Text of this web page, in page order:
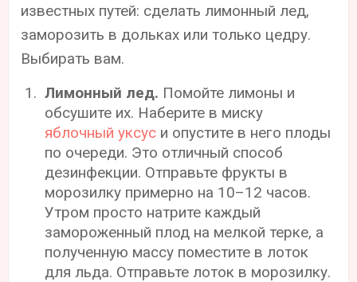
известных путей: сделать лимонный лед,
заморозить в дольках или только цедру.
Выбирать вам.
Лимонный лед. Помойте лимоны и
обсушите их. Наберите в миску
яблочный уксус и опустите в него плоды
по очереди. Это отличный способ
дезинфекции. Отправьте фрукты в
морозилку примерно на 10–12 часов.
Утром просто натрите каждый
замороженный плод на мелкой терке, а
полученную массу поместите в лоток
для льда. Отправьте лоток в морозилку.